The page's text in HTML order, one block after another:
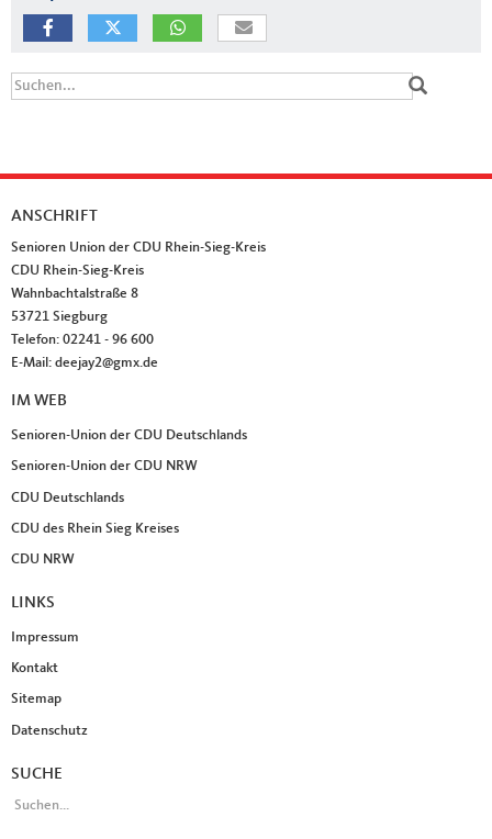
Suchformular
Suche
Fußbereich
ANSCHRIFT
Senioren Union der CDU Rhein-Sieg-Kreis
CDU Rhein-Sieg-Kreis
Wahnbachtalstraße 8
53721 Siegburg
Telefon: 02241 - 96 600
E-Mail: deejay2@gmx.de
IM WEB
Senioren-Union der CDU Deutschlands
Senioren-Union der CDU NRW
CDU Deutschlands
CDU des Rhein Sieg Kreises
CDU NRW
LINKS
Impressum
Kontakt
Sitemap
Datenschutz
SUCHE
SUCHFORMULAR
Suche